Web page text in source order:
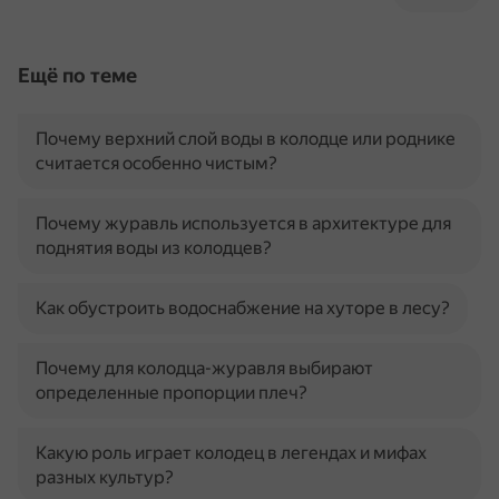
Ещё по теме
Почему верхний слой воды в колодце или роднике
считается особенно чистым?
Почему журавль используется в архитектуре для
поднятия воды из колодцев?
Как обустроить водоснабжение на хуторе в лесу?
Почему для колодца-журавля выбирают
определенные пропорции плеч?
Какую роль играет колодец в легендах и мифах
разных культур?